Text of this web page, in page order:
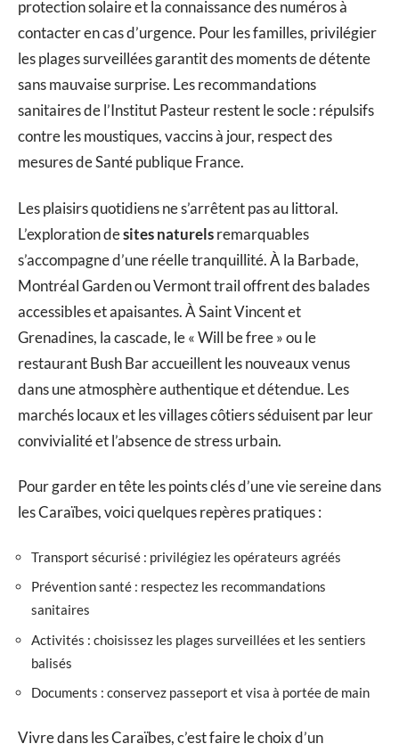
protection solaire et la connaissance des numéros à
contacter en cas d’urgence. Pour les familles, privilégier
les plages surveillées garantit des moments de détente
sans mauvaise surprise. Les recommandations
sanitaires de l’Institut Pasteur restent le socle : répulsifs
contre les moustiques, vaccins à jour, respect des
mesures de Santé publique France.
Les plaisirs quotidiens ne s’arrêtent pas au littoral.
L’exploration desites naturelsremarquables
s’accompagne d’une réelle tranquillité. À la Barbade,
Montréal Garden ou Vermont trail offrent des balades
accessibles et apaisantes. À Saint Vincent et
Grenadines, la cascade, le « Will be free » ou le
restaurant Bush Bar accueillent les nouveaux venus
dans une atmosphère authentique et détendue. Les
marchés locaux et les villages côtiers séduisent par leur
convivialité et l’absence de stress urbain.
Pour garder en tête les points clés d’une vie sereine dans
les Caraïbes, voici quelques repères pratiques :
Transport sécurisé : privilégiez les opérateurs agréés
Prévention santé : respectez les recommandations
sanitaires
Activités : choisissez les plages surveillées et les sentiers
balisés
Documents : conservez passeport et visa à portée de main
Vivre dans les Caraïbes, c’est faire le choix d’un